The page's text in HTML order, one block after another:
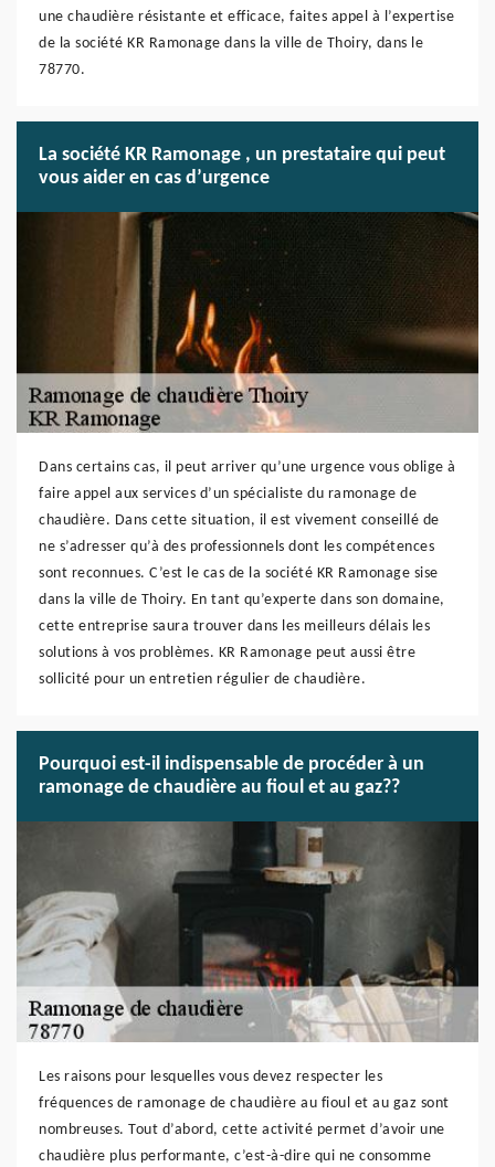
une chaudière résistante et efficace, faites appel à l’expertise
de la société KR Ramonage dans la ville de Thoiry, dans le
78770.
La société KR Ramonage , un prestataire qui peut
vous aider en cas d’urgence
Dans certains cas, il peut arriver qu’une urgence vous oblige à
faire appel aux services d’un spécialiste du ramonage de
chaudière. Dans cette situation, il est vivement conseillé de
ne s’adresser qu’à des professionnels dont les compétences
sont reconnues. C’est le cas de la société KR Ramonage sise
dans la ville de Thoiry. En tant qu’experte dans son domaine,
cette entreprise saura trouver dans les meilleurs délais les
solutions à vos problèmes. KR Ramonage peut aussi être
sollicité pour un entretien régulier de chaudière.
Pourquoi est-il indispensable de procéder à un
ramonage de chaudière au fioul et au gaz??
Les raisons pour lesquelles vous devez respecter les
fréquences de ramonage de chaudière au fioul et au gaz sont
nombreuses. Tout d’abord, cette activité permet d’avoir une
chaudière plus performante, c’est-à-dire qui ne consomme